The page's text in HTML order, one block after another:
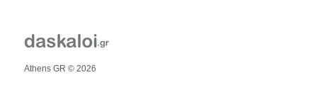
Athens GR © 2026